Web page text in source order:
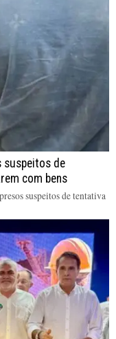
suspeitos de
com bens
suspeitos de tentativa